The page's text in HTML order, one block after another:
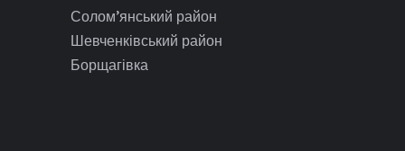
Солом’янський район
Шевченківський район
Борщагівка